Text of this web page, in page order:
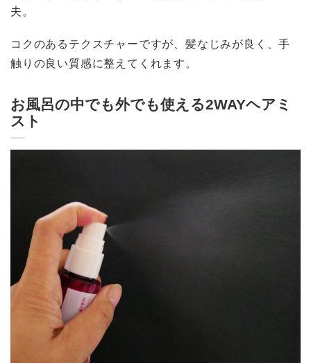
夫。
コクのあるテクスチャーですが、髪なじみが良く、手
触りの良い質感に整えてくれます。
お風呂の中でも外でも使える2WAYヘアミ
スト